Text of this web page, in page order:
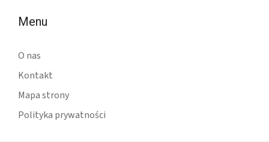
Menu
O nas
Kontakt
Mapa strony
Polityka prywatności